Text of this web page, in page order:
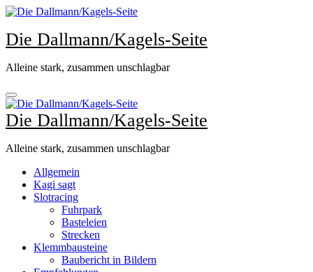
Zum
springen
Die Dallmann/Kagels-Seite
Alleine stark, zusammen unschlagbar
Die Dallmann/Kagels-Seite
Alleine stark, zusammen unschlagbar
Allgemein
Kagi sagt
Slotracing
Fuhrpark
Basteleien
Strecken
Klemmbausteine
Baubericht in Bildern